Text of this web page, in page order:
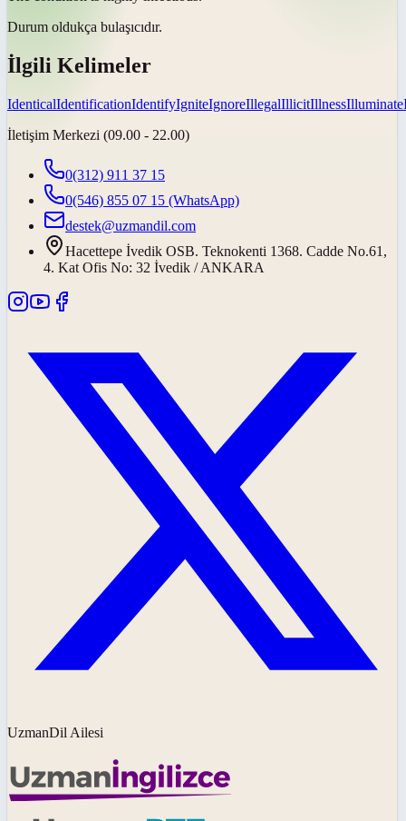
Durum oldukça bulaşıcıdır.
İlgili Kelimeler
IdenticalIdentificationIdentifyIgniteIgnoreIllegalIllicitIllnessIlluminate
İletişim Merkezi (09.00 - 22.00)
0(312) 911 37 15
0(546) 855 07 15 (WhatsApp)
destek@uzmandil.com
Hacettepe İvedik OSB. Teknokenti 1368. Cadde No.61,
4. Kat Ofis No: 32 İvedik / ANKARA
UzmanDil Ailesi